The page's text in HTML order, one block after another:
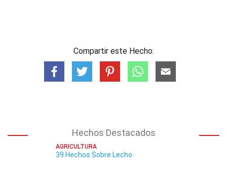
Compartir este Hecho:
Hechos Destacados
AGRICULTURA
39 Hechos Sobre Lecho